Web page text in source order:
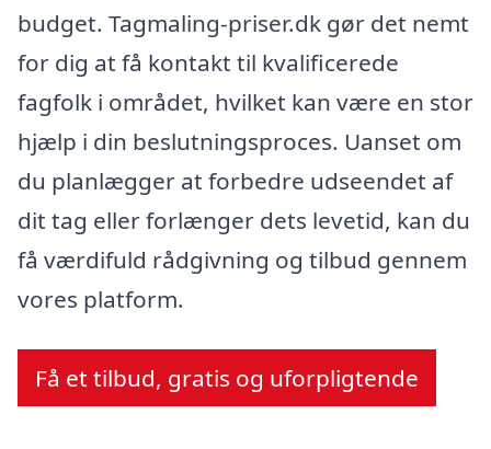
budget. Tagmaling-priser.dk gør det nemt
for dig at få kontakt til kvalificerede
fagfolk i området, hvilket kan være en stor
hjælp i din beslutningsproces. Uanset om
du planlægger at forbedre udseendet af
dit tag eller forlænger dets levetid, kan du
få værdifuld rådgivning og tilbud gennem
vores platform.
Få et tilbud, gratis og uforpligtende